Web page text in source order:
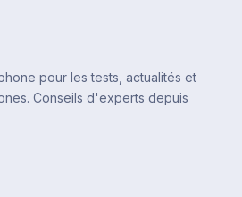
pour les tests, actualités et
Conseils d'experts depuis